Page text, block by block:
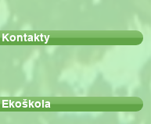
Kontakty
Ekoškola